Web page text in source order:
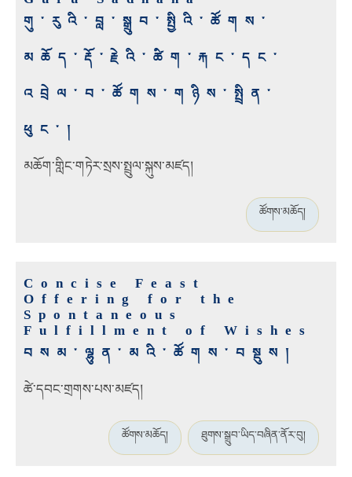
གུ་རུའི་བླ་སྒྲུབ་སྤྱིའི་ཚོགས་
མཆོད་རྡོ་རྗེའི་ཚིག་རྐང་དང་
འབྲེལ་བ་ཚོགས་གཉིས་སྤྲིན་
ཕུང་།
མཆོག་གླིང་གཏེར་སྲས་སྤྲུལ་སྐུས་མཛད།
ཚོགས་མཆོད།
Concise Feast
Offering for the
Spontaneous
Fulfillment of Wishes
བསམ་ལྷུན་མའི་ཚོགས་བསྡུས།
ཚེ་དབང་གྲགས་པས་མཛད།
ཚོགས་མཆོད། ཐུགས་སྒྲུབ་ཡིད་བཞིན་ནོར་བུ།